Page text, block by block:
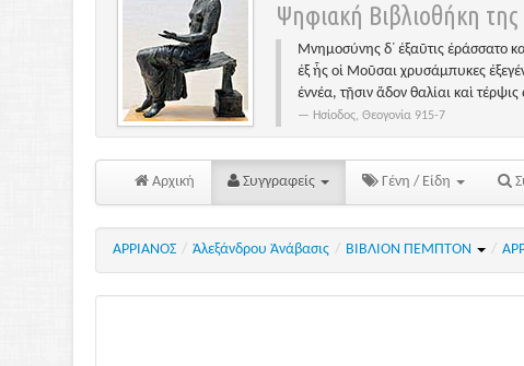
Ψηφιακή Βιβλιοθήκη της
Μνημοσύνης δ᾽ ἐξαῦτις ἐράσσατο
ἐξ ἧς οἱ Μοῦσαι χρυσάμπυκες
ἐννέα, τῇσιν ἅδον θαλίαι καὶ τέρψις
Ησίοδος, Θεογονία 915-7
Αρχική Συγγραφείς Γένη / Είδη
ΑΡΡΙΑΝΟΣ / Ἀλεξάνδρου Ἀνάβασις / ΒΙΒΛΙΟΝ ΠΕΜΠΤΟΝ /